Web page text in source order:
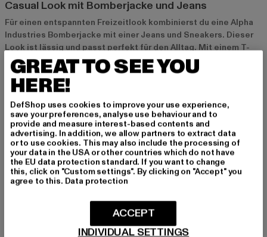
Casual Look mit Bomberjacke und Jeans
Für einen entspannten Freizeitlook kombinierst du eine Alpha
Industries Bomberjacke mit einer Jeans und Sneakers. Dieser
Look ist lässig und passt perfekt für den Alltag. Mit einem T-
Shirt und Accessoires wie einer Cap bringst du zusätzlich eine
coole Note in dein Outfit.
Urban Style mit Hoodie und Cargo-Hose
Ein urbaner Streetstyle gelingt dir mit einem Alpha Industries
Hoodie und einer Cargo-Hose. Dieser Style ist ideal für
Freizeitaktivitäten und bringt einen authentischen Military-
Look in deinen Alltag. Besonders gut passen dazu Sneakers
und ein Rucksack.
Outdoor-Look mit Parka und Boots
Industries Parka mit einer Jeans und Boots. Diese Kombination
GREAT TO SEE YOU
HERE!
DefShop uses cookies to improve your use experience,
save your preferences, analyse use behaviour and to
provide and measure interest-based contents and
advertising. In addition, we allow partners to extract data
or to use cookies. This may also include the processing of
your data in the USA or other countries which do not have
the EU data protection standard. If you want to change
this, click on "Custom settings". By clicking on "Accept" you
agree to this. Data protection
INDIVIDUAL SETTINGS
ACCEPT